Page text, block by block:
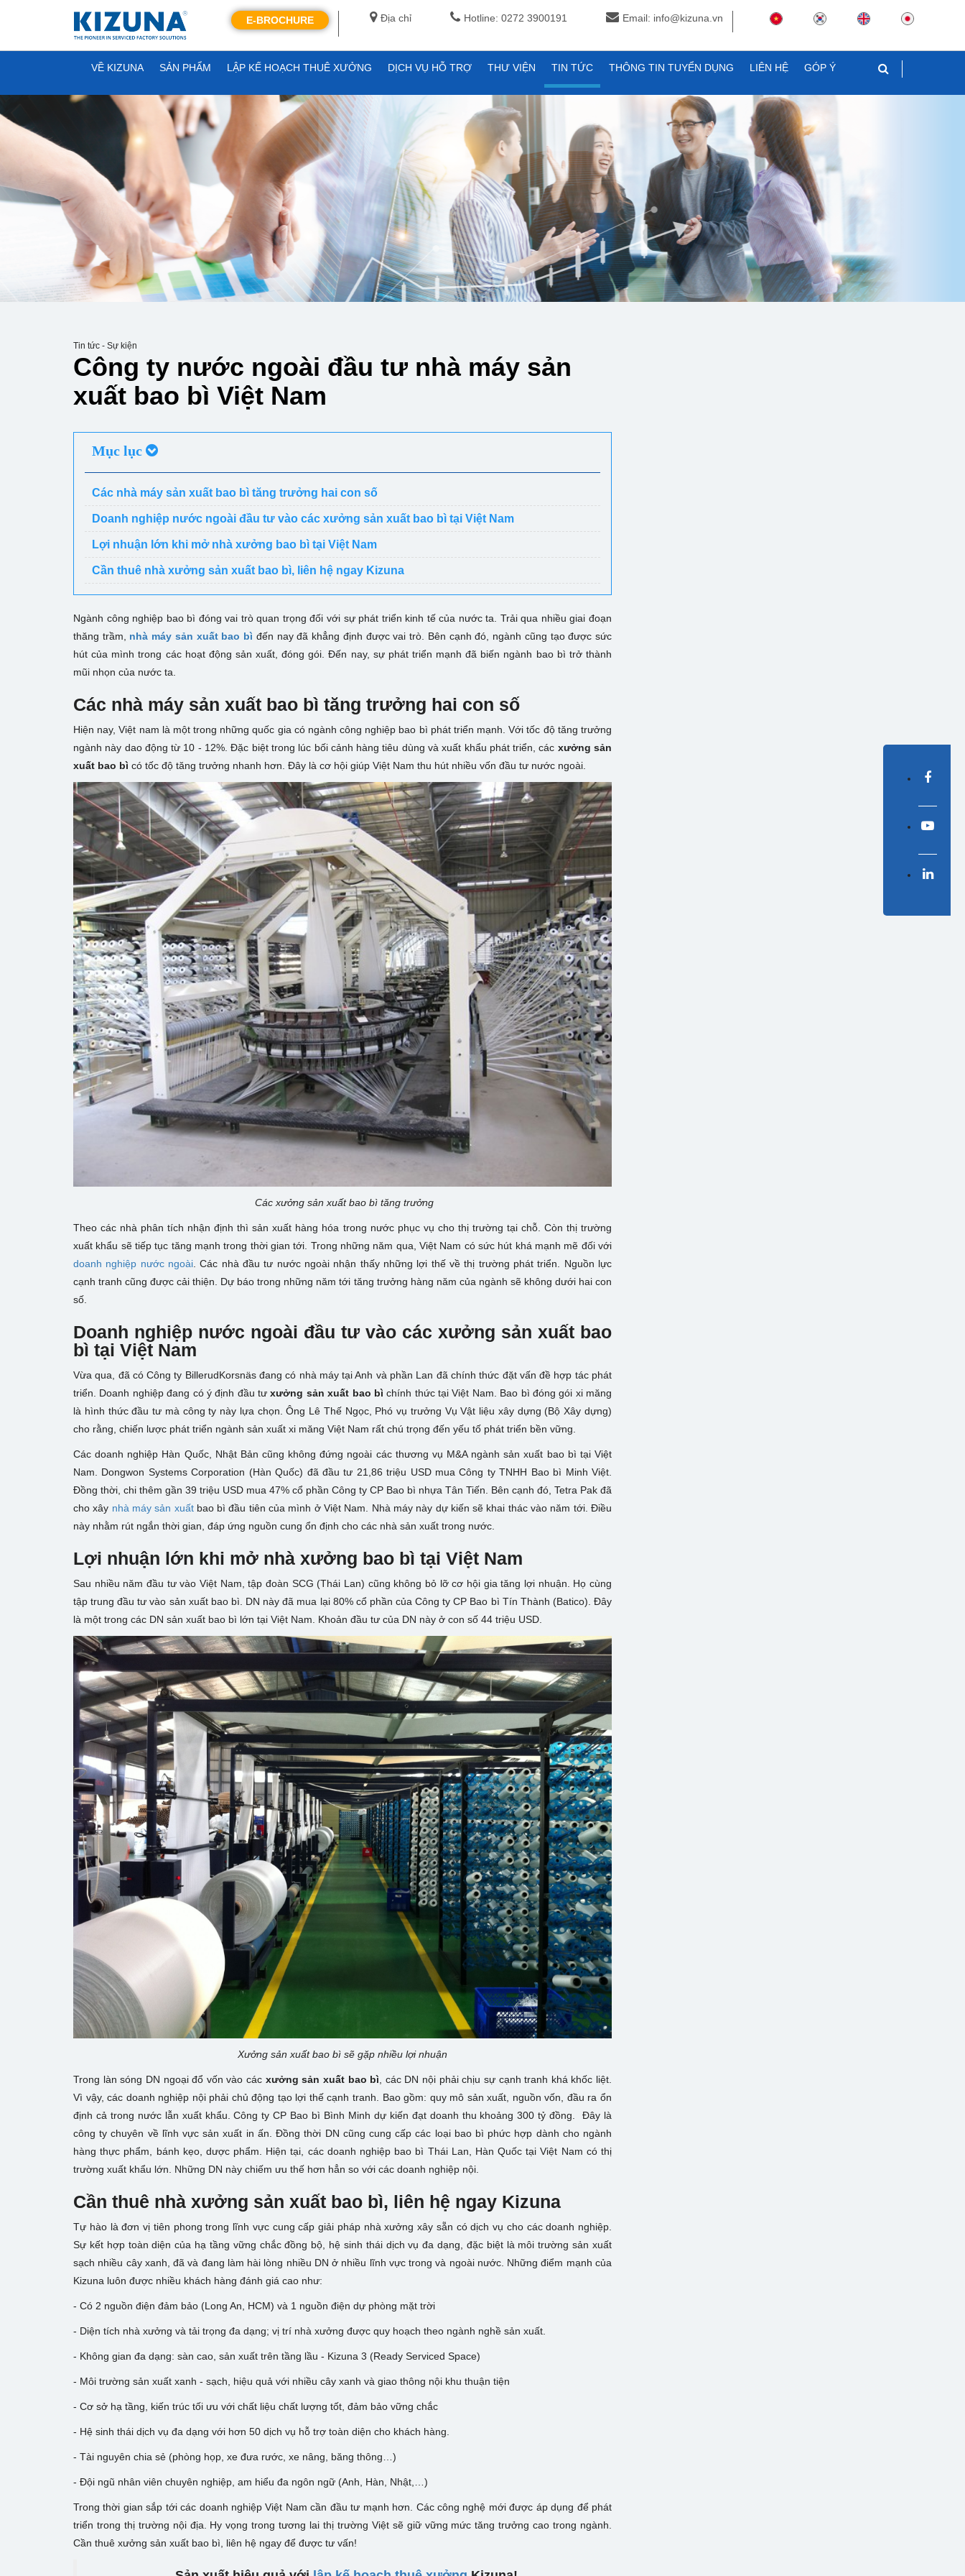
Địa chỉ Hotline: 0272 3900191 Email: info@kizuna.vn
E-BROCHURE
VỀ KIZUNA SẢN PHẨM LẬP KẾ HOẠCH THUÊ XƯỞNG DỊCH VỤ HỖ TRỢ THƯ VIỆN TIN TỨC THÔNG TIN TUYỂN DỤNG LIÊN HỆ GÓP Ý
Tin tức - Sự kiện
Công ty nước ngoài đầu tư nhà máy sản
xuất bao bì Việt Nam
Mục lục
Các nhà máy sản xuất bao bì tăng trưởng hai con số
Doanh nghiệp nước ngoài đầu tư vào các xưởng sản xuất bao bì tại Việt Nam
Lợi nhuận lớn khi mở nhà xưởng bao bì tại Việt Nam
Cần thuê nhà xưởng sản xuất bao bì, liên hệ ngay Kizuna
Ngành công nghiệp bao bì đóng vai trò quan trọng đối với sự phát triển kinh tế của nước ta. Trải qua nhiều giai đoạn
thăng trầm, nhà máy sản xuất bao bì đến nay đã khẳng định được vai trò. Bên cạnh đó, ngành cũng tạo được sức
hút của mình trong các hoạt động sản xuất, đóng gói. Đến nay, sự phát triển mạnh đã biến ngành bao bì trở thành
mũi nhọn của nước ta.
Các nhà máy sản xuất bao bì tăng trưởng hai con số
Hiện nay, Việt nam là một trong những quốc gia có ngành công nghiệp bao bì phát triển mạnh. Với tốc độ tăng trưởng
ngành này dao động từ 10 - 12%. Đặc biệt trong lúc bối cảnh hàng tiêu dùng và xuất khẩu phát triển, các xưởng sản
xuất bao bì có tốc độ tăng trưởng nhanh hơn. Đây là cơ hội giúp Việt Nam thu hút nhiều vốn đầu tư nước ngoài.
Các xưởng sản xuất bao bì tăng trưởng
Theo các nhà phân tích nhận định thì sản xuất hàng hóa trong nước phục vụ cho thị trường tại chỗ. Còn thị trường
xuất khẩu sẽ tiếp tục tăng mạnh trong thời gian tới. Trong những năm qua, Việt Nam có sức hút khá mạnh mẽ đối với
doanh nghiệp nước ngoài . Các nhà đầu tư nước ngoài nhận thấy những lợi thế về thị trường phát triển. Nguồn lực
cạnh tranh cũng được cải thiện. Dự báo trong những năm tới tăng trưởng hàng năm của ngành sẽ không dưới hai con
số.
Doanh nghiệp nước ngoài đầu tư vào các xưởng sản xuất bao
bì tại Việt Nam
Vừa qua, đã có Công ty BillerudKorsnäs đang có nhà máy tại Anh và phần Lan đã chính thức đặt vấn đề hợp tác phát
triển. Doanh nghiệp đang có ý định đầu tưxưởng sản xuất bao bì chính thức tại Việt Nam. Bao bì đóng gói xi măng
là hình thức đầu tư mà công ty này lựa chọn. Ông Lê Thế Ngọc, Phó vụ trưởng Vụ Vật liệu xây dựng (Bộ Xây dựng)
cho rằng, chiến lược phát triển ngành sản xuất xi măng Việt Nam rất chú trọng đến yếu tố phát triển bền vững.
Các doanh nghiệp Hàn Quốc, Nhật Bản cũng không đứng ngoài các thương vụ M&A ngành sản xuất bao bì tại Việt
Nam. Dongwon Systems Corporation (Hàn Quốc) đã đầu tư 21,86 triệu USD mua Công ty TNHH Bao bì Minh Việt.
Đồng thời, chi thêm gần 39 triệu USD mua 47% cổ phần Công ty CP Bao bì nhựa Tân Tiến. Bên cạnh đó, Tetra Pak đã
cho xây nhà máy sản xuất bao bì đầu tiên của mình ở Việt Nam. Nhà máy này dự kiến sẽ khai thác vào năm tới. Điều
này nhằm rút ngắn thời gian, đáp ứng nguồn cung ổn định cho các nhà sản xuất trong nước.
Lợi nhuận lớn khi mở nhà xưởng bao bì tại Việt Nam
Sau nhiều năm đầu tư vào Việt Nam, tập đoàn SCG (Thái Lan) cũng không bỏ lỡ cơ hội gia tăng lợi nhuận. Họ cùng
tập trung đầu tư vào sản xuất bao bì. DN này đã mua lại 80% cổ phần của Công ty CP Bao bì Tín Thành (Batico). Đây
là một trong các DN sản xuất bao bì lớn tại Việt Nam. Khoản đầu tư của DN này ở con số 44 triệu USD.
Xưởng sản xuất bao bì sẽ gặp nhiều lợi nhuận
Trong làn sóng DN ngoại đổ vốn vào các xưởng sản xuất bao bì , các DN nội phải chịu sự cạnh tranh khá khốc liệt.
Vì vậy, các doanh nghiệp nội phải chủ động tạo lợi thế cạnh tranh. Bao gồm: quy mô sản xuất, nguồn vốn, đầu ra ổn
định cả trong nước lẫn xuất khẩu. Công ty CP Bao bì Bình Minh dự kiến đạt doanh thu khoảng 300 tỷ đồng. Đây là
công ty chuyên về lĩnh vực sản xuất in ấn. Đồng thời DN cũng cung cấp các loại bao bì phức hợp dành cho ngành
hàng thực phẩm, bánh kẹo, dược phẩm. Hiện tại, các doanh nghiệp bao bì Thái Lan, Hàn Quốc tại Việt Nam có thị
trường xuất khẩu lớn. Những DN này chiếm ưu thế hơn hẳn so với các doanh nghiệp nội.
Cần thuê nhà xưởng sản xuất bao bì, liên hệ ngay Kizuna
Tự hào là đơn vị tiên phong trong lĩnh vực cung cấp giải pháp nhà xưởng xây sẵn có dịch vụ cho các doanh nghiệp.
Sự kết hợp toàn diện của hạ tầng vững chắc đồng bộ, hệ sinh thái dịch vụ đa dạng, đặc biệt là môi trường sản xuất
sạch nhiều cây xanh, đã và đang làm hài lòng nhiều DN ở nhiều lĩnh vực trong và ngoài nước. Những điểm mạnh của
Kizuna luôn được nhiều khách hàng đánh giá cao như:
- Có 2 nguồn điện đảm bảo (Long An, HCM) và 1 nguồn điện dự phòng mặt trời
- Diện tích nhà xưởng và tải trọng đa dạng; vị trí nhà xưởng được quy hoạch theo ngành nghề sản xuất.
- Không gian đa dạng: sàn cao, sản xuất trên tầng lầu - Kizuna 3 (Ready Serviced Space)
- Môi trường sản xuất xanh - sạch, hiệu quả với nhiều cây xanh và giao thông nội khu thuận tiện
- Cơ sở hạ tầng, kiến trúc tối ưu với chất liệu chất lượng tốt, đảm bảo vững chắc
- Hệ sinh thái dịch vụ đa dạng với hơn 50 dịch vụ hỗ trợ toàn diện cho khách hàng.
- Tài nguyên chia sẻ (phòng họp, xe đưa rước, xe nâng, băng thông…)
- Đội ngũ nhân viên chuyên nghiệp, am hiểu đa ngôn ngữ (Anh, Hàn, Nhật,…)
Trong thời gian sắp tới các doanh nghiệp Việt Nam cần đầu tư mạnh hơn. Các công nghệ mới được áp dụng để phát
triển trong thị trường nội địa. Hy vọng trong tương lai thị trường Việt sẽ giữ vững mức tăng trưởng cao trong ngành.
Cần thuê xưởng sản xuất bao bì, liên hệ ngay để được tư vấn!